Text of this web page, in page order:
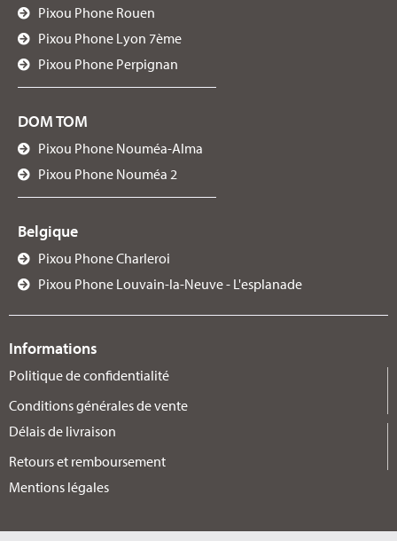
PIXOU PHONE - NOISY - LES ARCADES
Centre commercial Les Arcades, 234 Bd du Mont d'Est, 93160, Noisy-le-
Grand, France
07 62 77 75 74
PIXOU PHONE - O'PARINOR - AULNAY-SOUS-BOIS
07 80 91 51 33
Visitez la page du centre
8 Cr De Vincennes, 75012, PARIS 12ÈME, France
01 56 61 16 88
Visitez la page du centre
PIXOU PHONE - PARIS 18ÈME
82 Rue Vauvenargues, 75018, PARIS 18ÈME, France
Pixou Phone Rouen
Pixou Phone Lyon 7ème
Pixou Phone Perpignan
DOM TOM
Pixou Phone Nouméa-Alma
Pixou Phone Nouméa 2
Belgique
Pixou Phone Charleroi
Pixou Phone Louvain-la-Neuve - L'esplanade
Informations
Politique de confidentialité
Conditions générales de vente
Délais de livraison
Retours et remboursement
Mentions légales